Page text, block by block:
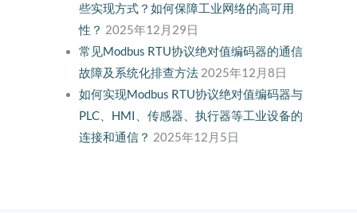
些实现方式？如何保障工业网络的高可用
性？ 2025年12月29日
常见Modbus RTU协议绝对值编码器的通信
故障及系统化排查方法 2025年12月8日
如何实现Modbus RTU协议绝对值编码器与
PLC、HMI、传感器、执行器等工业设备的
连接和通信？ 2025年12月5日